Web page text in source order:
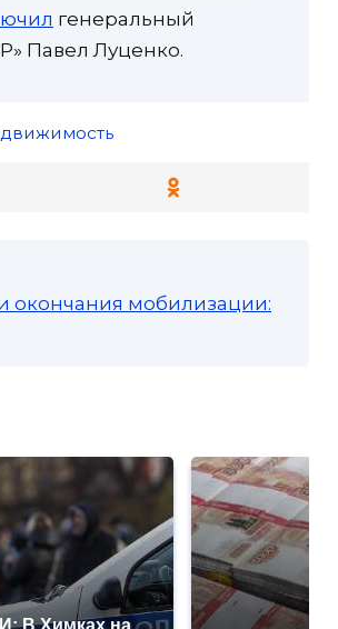
генеральный
Павел Луценко.
окончания мобилизации: